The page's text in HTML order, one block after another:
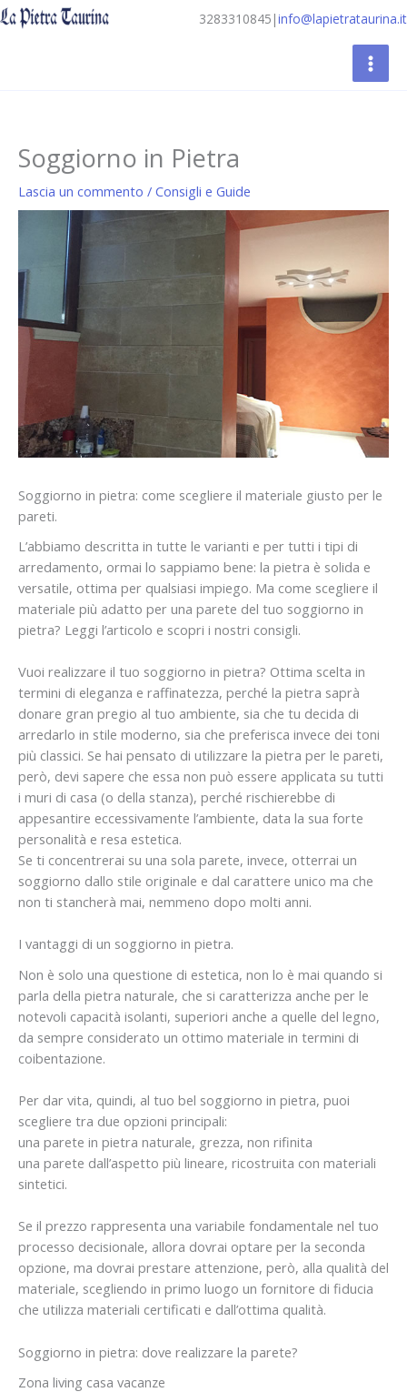
Vai
al
3283310845 |info@lapietrataurina.it
Soggiorno in Pietra
Lascia un commento / Consigli e Guide
Soggiorno in pietra: come scegliere il materiale giusto per le
pareti.
L’abbiamo descritta in tutte le varianti e per tutti i tipi di
arredamento, ormai lo sappiamo bene: la pietra è solida e
versatile, ottima per qualsiasi impiego. Ma come scegliere il
materiale più adatto per una parete del tuo soggiorno in
pietra? Leggi l’articolo e scopri i nostri consigli.
Vuoi realizzare il tuo soggiorno in pietra? Ottima scelta in
termini di eleganza e raffinatezza, perché la pietra saprà
donare gran pregio al tuo ambiente, sia che tu decida di
arredarlo in stile moderno, sia che preferisca invece dei toni
più classici. Se hai pensato di utilizzare la pietra per le pareti,
però, devi sapere che essa non può essere applicata su tutti
i muri di casa (o della stanza), perché rischierebbe di
appesantire eccessivamente l’ambiente, data la sua forte
personalità e resa estetica.
Se ti concentrerai su una sola parete, invece, otterrai un
soggiorno dallo stile originale e dal carattere unico ma che
non ti stancherà mai, nemmeno dopo molti anni.
I vantaggi di un soggiorno in pietra.
Non è solo una questione di estetica, non lo è mai quando si
parla della pietra naturale, che si caratterizza anche per le
notevoli capacità isolanti, superiori anche a quelle del legno,
da sempre considerato un ottimo materiale in termini di
coibentazione.
Per dar vita, quindi, al tuo bel soggiorno in pietra, puoi
scegliere tra due opzioni principali:
una parete in pietra naturale, grezza, non rifinita
una parete dall’aspetto più lineare, ricostruita con materiali
sintetici.
Se il prezzo rappresenta una variabile fondamentale nel tuo
processo decisionale, allora dovrai optare per la seconda
opzione, ma dovrai prestare attenzione, però, alla qualità del
materiale, scegliendo in primo luogo un fornitore di fiducia
che utilizza materiali certificati e dall’ottima qualità.
Soggiorno in pietra: dove realizzare la parete?
Zona living casa vacanze